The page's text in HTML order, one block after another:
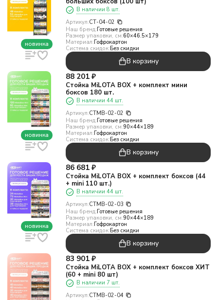
новинка
В наличии 8 шт.
Артикул:СТ-04-02
Наш бренд:Готовые решения
Размер упаковки, см:60×46.5×179
Материал:Гофрокартон
Система скидок:Без скидки
В корзину
новинка
88 201 ₽
Стойка MiLOTA BOX + комплект мини
боксов 180 шт.
В наличии 44 шт.
Артикул:СТMB-02-02
Наш бренд:Готовые решения
Размер упаковки, см:90×44×189
Материал:Гофрокартон
Система скидок:Без скидки
В корзину
новинка
86 681 ₽
Стойка MiLOTA BOX + комплект боксов (44
+ mini 110 шт.)
В наличии 44 шт.
Артикул:СТMB-02-03
Наш бренд:Готовые решения
Размер упаковки, см:90×44×189
Материал:Гофрокартон
Система скидок:Без скидки
В корзину
83 901 ₽
Стойка MiLOTA BOX + комплект боксов ХИТ
(60 + mini 80 шт)
В наличии 7 шт.
Артикул:СТMB-02-04